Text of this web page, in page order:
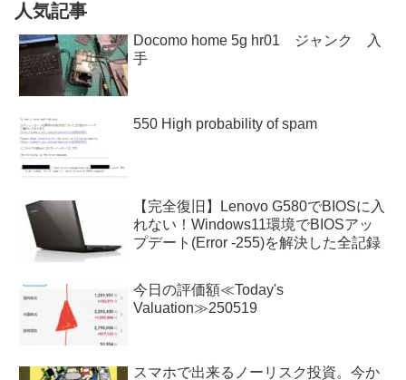
人気記事
Docomo home 5g hr01 ジャンク 入
手
550 High probability of spam
【完全復旧】Lenovo G580でBIOSに入
れない！Windows11環境でBIOSアッ
プデート(Error -255)を解決した全記録
今日の評価額≪Today's
Valuation≫250519
スマホで出来るノーリスク投資。今か